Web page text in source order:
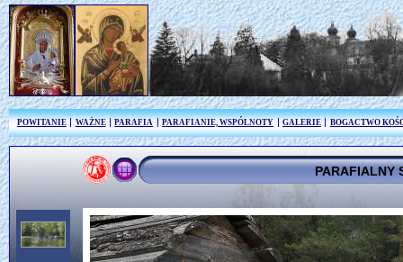
POWITANIE WAŻNE PARAFIA PARAFIANIE, WSPÓLNOTY GALERIE BOGACTWO
PARAFIALNY